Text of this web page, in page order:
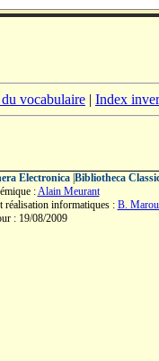
vocabulaire | Index
Electronica| Bibliotheca
:Alain Meurant
réalisation informatiques : B.
: 19/08/2009